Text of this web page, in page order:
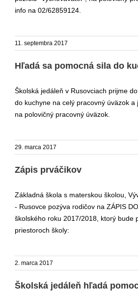
info na 02/62859124.
11. septembra 2017
Hľadá sa pomocná sila do
Školská jedáleň v Rusovciach prijme
do kuchyne na celý pracovný úväzok a
na polovičný pracovný úväzok.
29. marca 2017
Zápis prváčikov
Základná škola s materskou školou,
- Rusovce pozýva rodičov na ZÁPIS
školského roku 2017/2018, ktorý bude
priestoroch školy:
2. marca 2017
Školská jedáleň hľadá